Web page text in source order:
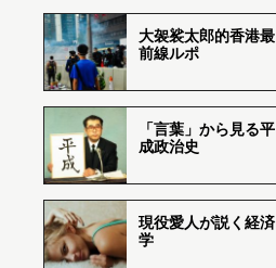
大袈裟太郎的香港最
前線ルポ
「言葉」から見る平
成政治史
現役愛人が説く経済
学